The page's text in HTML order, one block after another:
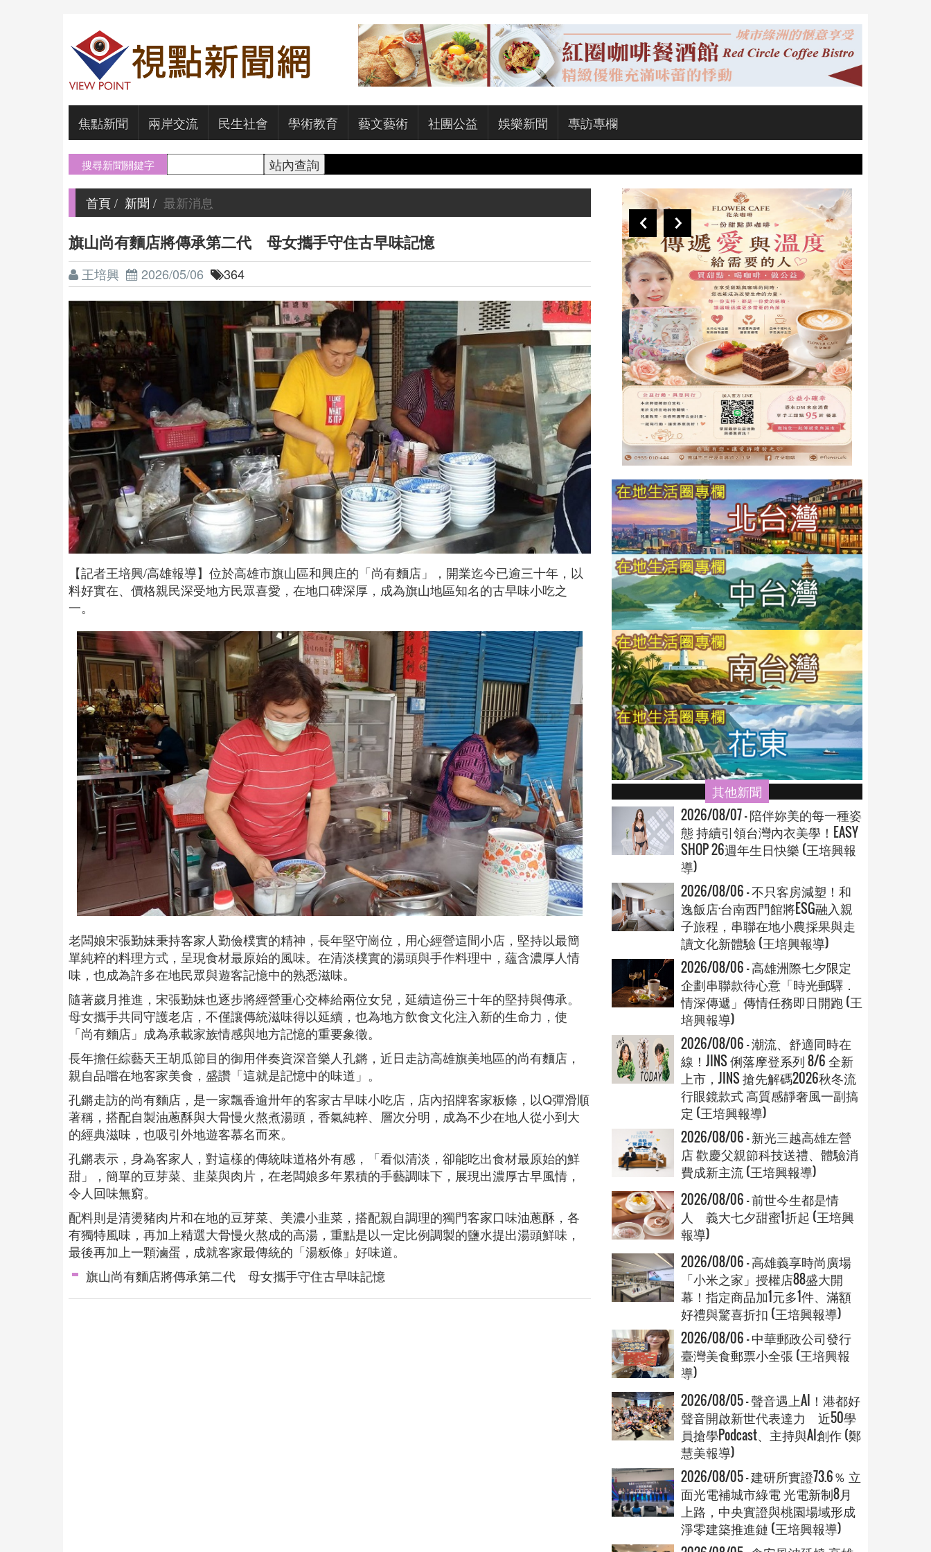
焦點新聞 兩岸交流 民生社會 學術教育 藝文藝術 社團公益 娛樂新聞 專訪專欄
搜尋新聞關鍵字
首頁 新聞 最新消息
旗山尚有麵店將傳承第二代 母女攜手守住古早味記憶
王培興 2026/05/06 364
【記者王培興/高雄報導】位於高雄市旗山區和興庄的「尚有麵店」，開業迄今已逾三十年，以
料好實在、價格親民深受地方民眾喜愛，在地口碑深厚，成為旗山地區知名的古早味小吃之
一。
老闆娘宋張勤妹秉持客家人勤儉樸實的精神，長年堅守崗位，用心經營這間小店，堅持以最簡
單純粹的料理方式，呈現食材最原始的風味。在清淡樸實的湯頭與手作料理中，蘊含濃厚人情
味，也成為許多在地民眾與遊客記憶中的熟悉滋味。
隨著歲月推進，宋張勤妹也逐步將經營重心交棒給兩位女兒，延續這份三十年的堅持與傳承。
母女攜手共同守護老店，不僅讓傳統滋味得以延續，也為地方飲食文化注入新的生命力，使
「尚有麵店」成為承載家族情感與地方記憶的重要象徵。
長年擔任綜藝天王胡瓜節目的御用伴奏資深音樂人孔鏘，近日走訪高雄旗美地區的尚有麵店，
親自品嚐在地客家美食，盛讚「這就是記憶中的味道」。
孔鏘走訪的尚有麵店，是一家飄香逾卅年的客家古早味小吃店，店內招牌客家粄條，以Q彈滑順
著稱，搭配自製油蔥酥與大骨慢火熬煮湯頭，香氣純粹、層次分明，成為不少在地人從小到大
的經典滋味，也吸引外地遊客慕名而來。
孔鏘表示，身為客家人，對這樣的傳統味道格外有感，「看似清淡，卻能吃出食材最原始的鮮
甜」，簡單的豆芽菜、韭菜與肉片，在老闆娘多年累積的手藝調味下，展現出濃厚古早風情，
令人回味無窮。
配料則是清燙豬肉片和在地的豆芽菜、美濃小韭菜，搭配親自調理的獨門客家口味油蔥酥，各
有獨特風味，再加上精選大骨慢火熬成的高湯，重點是以一定比例調製的鹽水提出湯頭鮮味，
最後再加上一顆滷蛋，成就客家最傳統的「湯粄條」好味道。
旗山尚有麵店將傳承第二代 母女攜手守住古早味記憶
其他新聞
2026/08/07 - 陪伴妳美的每一種姿
態 持續引領台灣內衣美學！EASY
SHOP 26週年生日快樂 (王培興報
導)
2026/08/06 - 不只客房減塑！和
逸飯店·台南西門館將ESG融入親
子旅程，串聯在地小農採果與走
讀文化新體驗 (王培興報導)
2026/08/06 - 高雄洲際七夕限定
企劃串聯款待心意「時光郵驛．
情深傳遞」傳情任務即日開跑 (王
培興報導)
2026/08/06 - 潮流、舒適同時在
線！JINS 俐落摩登系列 8/6 全新
上市，JINS 搶先解碼2026秋冬流
行眼鏡款式 高質感靜奢風一副搞
定 (王培興報導)
2026/08/06 - 新光三越高雄左營
店 歡慶父親節科技送禮、體驗消
費成新主流 (王培興報導)
2026/08/06 - 前世今生都是情
人 義大七夕甜蜜1折起 (王培興
報導)
2026/08/06 - 高雄義享時尚廣場
「小米之家」授權店88盛大開
幕！指定商品加1元多1件、滿額
好禮與驚喜折扣 (王培興報導)
2026/08/06 - 中華郵政公司發行
臺灣美食郵票小全張 (王培興報
導)
2026/08/05 - 聲音遇上AI！港都好
聲音開啟新世代表達力 近50學
員搶學Podcast、主持與AI創作 (鄭
慧美報導)
2026/08/05 - 建研所實證73.6％ 立
面光電補城市綠電 光電新制8月
上路，中央實證與桃園場域形成
淨零建築推進鏈 (王培興報導)